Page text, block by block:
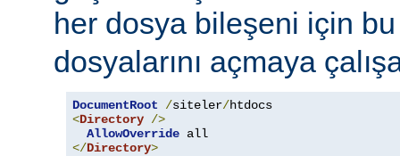
her dosya bileşeni için
dosyalarını açmaya
DocumentRoot /siteler/
<Directory />
AllowOverride
</Directory>